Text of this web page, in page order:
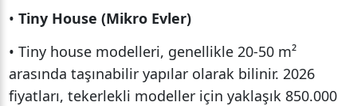
• Tiny House (Mikro Evler)
• Tiny house modelleri, genellikle 20-50 m²
arasında taşınabilir yapılar olarak bilinir. 2026
fiyatları, tekerlekli modeller için yaklaşık 850.000